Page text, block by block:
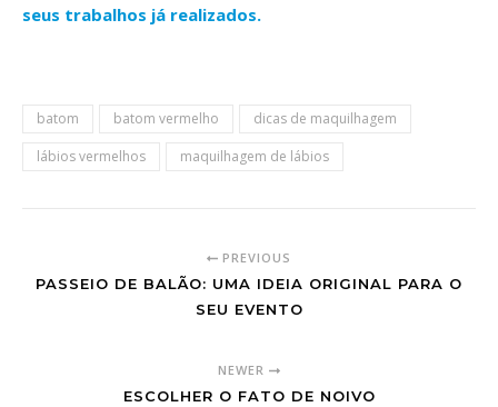
seus trabalhos já realizados.
batom batom vermelho
dicas de maquilhagem
lábios vermelhos
maquilhagem de lábios
PREVIOUS
PASSEIO DE BALÃO: UMA IDEIA ORIGINAL PARA O
SEU EVENTO
NEWER
ESCOLHER O FATO DE NOIVO